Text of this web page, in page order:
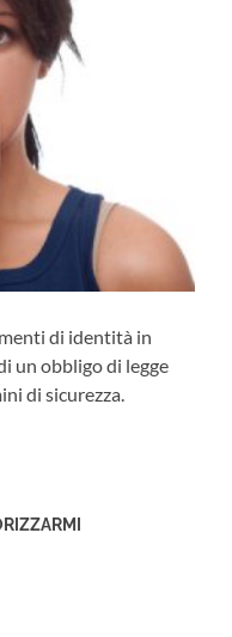
di identità in
un obbligo di legge
di sicurezza.